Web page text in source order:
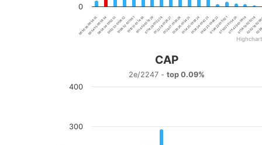
00:50:36-00:54:3500:58:34-01:02:3301:06:32-01:10:3101:14:30-01:18:2901:22:28-01:26:2701:30:26-01:34:2501:38:24-01:42:2301:46:22-01:50:2101:54:20-01:58:1902:02:18-
00:54:35-00:58:3401:02:33-01:06:3201:10:31-01:14:3001:18:29-01:22:2801:26:27-01:30:2601:34:25-01:38:2401:42:23-01:46:2201:50:21-01:54:2001:58:19-02:02:18
0
Bar chart with 20 bars.
The chart has 1 Y axis displaying nb athlètes. Data
CAP
2e/2247 - top 0.09%
300
400